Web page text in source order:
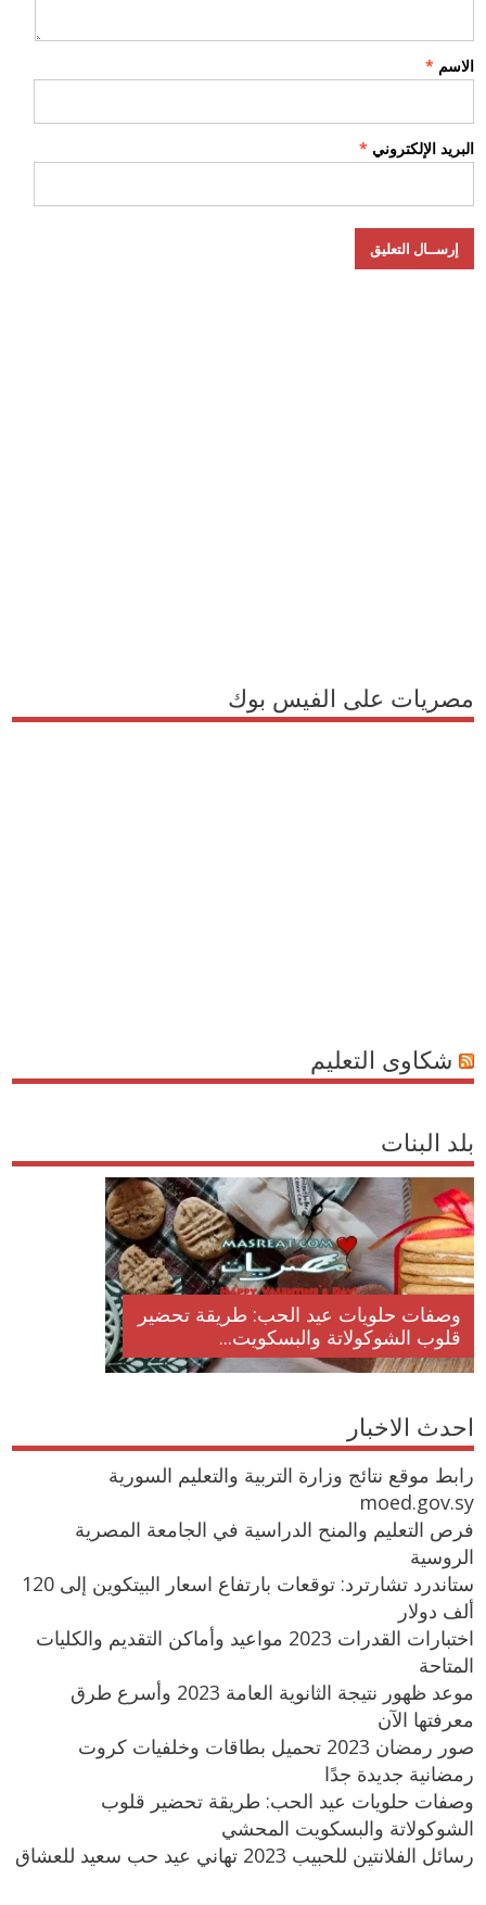
الاسم *
البريد الإلكتروني *
مصريات على الفيس بوك
شكاوى التعليم
بلد البنات
وصفات حلويات عيد الحب: طريقة تحضير
قلوب الشوكولاتة والبسكويت...
احدث الاخبار
رابط موقع نتائج وزارة التربية والتعليم السورية
moed.gov.sy
فرص التعليم والمنح الدراسية في الجامعة المصرية
الروسية
ستاندرد تشارترد: توقعات بارتفاع اسعار البيتكوين إلى 120
ألف دولار
اختبارات القدرات 2023 مواعيد وأماكن التقديم والكليات
المتاحة
موعد ظهور نتيجة الثانوية العامة 2023 وأسرع طرق
معرفتها الآن
صور رمضان 2023 تحميل بطاقات وخلفيات كروت
رمضانية جديدة جدًا
وصفات حلويات عيد الحب: طريقة تحضير قلوب
الشوكولاتة والبسكويت المحشي
رسائل الفلانتين للحبيب 2023 تهاني عيد حب سعيد للعشاق